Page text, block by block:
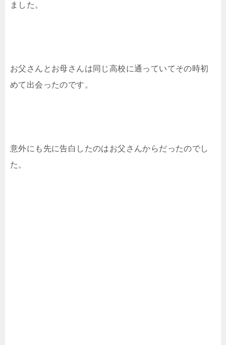
ました。
お父さんとお母さんは同じ高校に通っていてその時初
めて出会ったのです。
意外にも先に告白したのはお父さんからだったのでし
た。